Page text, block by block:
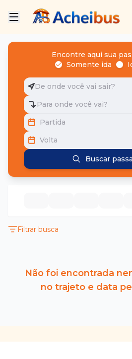
Encontre aqui sua
Somente ida
De onde você vai sair?
Para onde você vai?
Partida
Volta
Buscar
Filtrar busca
Não foi encontrada
no trajeto e data